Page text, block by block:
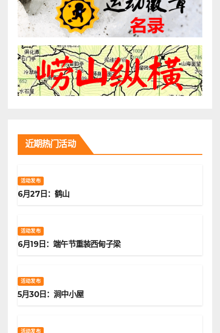
近期热门活动
活动发布
6月27日：鹤山
活动发布
6月19日：端午节重装西甸子梁
活动发布
5月30日：涧中小屋
活动发布